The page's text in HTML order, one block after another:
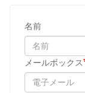
名前
メールボックス